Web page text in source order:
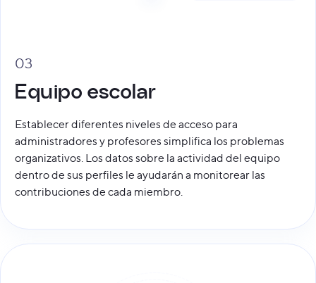
03
Equipo escolar
Establecer diferentes niveles de acceso para
administradores y profesores simplifica los problemas
organizativos. Los datos sobre la actividad del equipo
dentro de sus perfiles le ayudarán a monitorear las
contribuciones de cada miembro.